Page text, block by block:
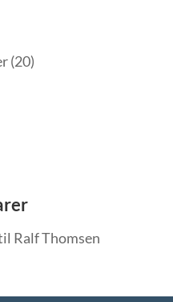
(20)
Ralf Thomsen